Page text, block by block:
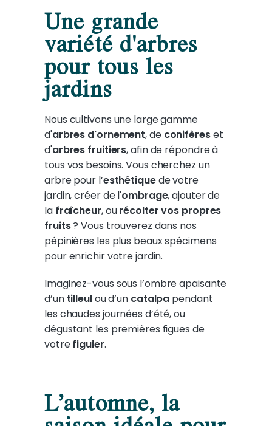
Une grande
variété d'arbres
pour tous les
jardins
Nous cultivons une large gamme
d'arbres d'ornement, de conifèreset
d'arbres fruitiers, afin de répondre à
tous vos besoins. Vous cherchez un
arbre pour l’esthétiquede votre
jardin, créer de l'ombrage, ajouter de
lafraîcheur, ourécolter vos propres
fruits? Vous trouverez dans nos
pépinières les plus beaux spécimens
pour enrichir votre jardin.
Imaginez-vous sous l’ombre apaisante
d’un tilleulou d’un catalpa pendant
les chaudes journées d’été, ou
dégustant les premières figues de
votrefiguier.
L’automne, la